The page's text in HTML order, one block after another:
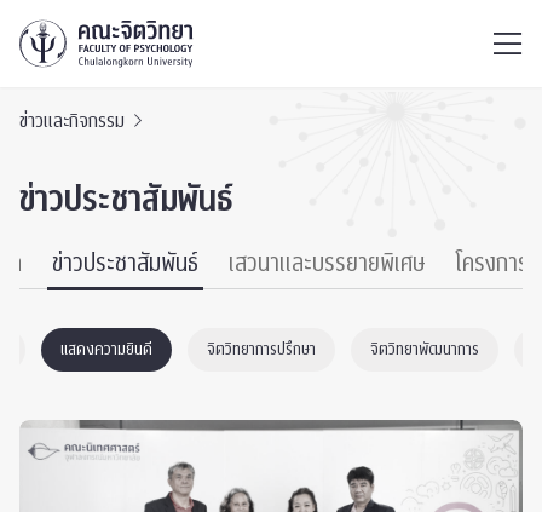
ข่าวและกิจกรรม
ข่าวประชาสัมพันธ์
ด ข่าวประชาสัมพันธ์ เสวนาและบรรยายพิเศษ โครงการ
แสดงความยินดี จิตวิทยาการปรึกษา จิตวิทยาพัฒนาการ